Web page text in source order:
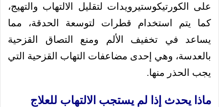
على الكورتيكوستيرويدات لتقليل الالتهاب والتهيج،
كما يتم استخدام قطرات لتوسعة الحدقة، مما
يساعد في تخفيف الألم ومنع التصاق القزحية
بالعدسة، وهي إحدى مضاعفات التهاب القزحية التي
يجب الحذر منها.
ماذا يحدث إذا لم يستجب الالتهاب للعلاج